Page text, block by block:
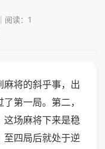
阅读：1
麻将的斜乎事，出
第一局。第二，
这场麻将下来是稳
至四局后就处于逆